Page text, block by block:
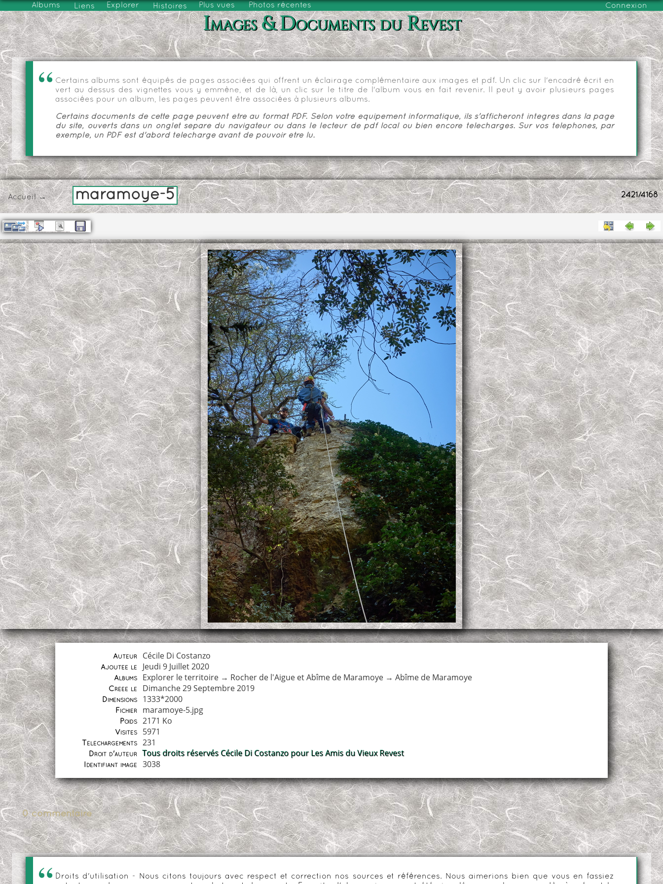
Albums Liens Explorer Histoires Plus vues Photos récentes Connexion
Images & Documents du Revest
Certains albums sont équipés de pages associées qui offrent un éclairage complémentaire aux images et pdf. Un clic sur l'encadré écrit en
vert au dessus des vignettes vous y emmène, et de là, un clic sur le titre de l'album vous en fait revenir. Il peut y avoir plusieurs pages
associées pour un album, les pages peuvent être associées à plusieurs albums.
Certains documents de cette page peuvent être au format PDF. Selon votre équipement informatique, ils s'afficheront intégrés dans la page
du site, ouverts dans un onglet séparé du navigateur ou dans le lecteur de pdf local ou bien encore téléchargés. Sur vos téléphones, par
exemple, un PDF est d'abord téléchargé avant de pouvoir être lu.
2421/4168
Accueil→ maramoye-5
Auteur Cécile Di Costanzo
Ajoutée le Jeudi 9 Juillet 2020
Albums Explorer le territoire → Rocher de l'Aigue et Abîme de Maramoye → Abîme de Maramoye
Créée le Dimanche 29 Septembre 2019
Dimensions 1333*2000
Fichier maramoye-5.jpg
Poids 2171 Ko
Visites 5971
Téléchargements 231
Droit d'auteur Tous droits réservés Cécile Di Costanzo pour Les Amis du Vieux Revest
Identifiant image 3038
0 commentaire
Droits d'utilisation - Nous citons toujours avec respect et correction nos sources et références. Nous aimerions bien que vous en fassiez